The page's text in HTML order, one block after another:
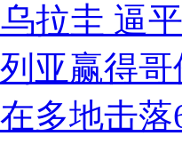
拉圭 逼
亚赢得
多地击